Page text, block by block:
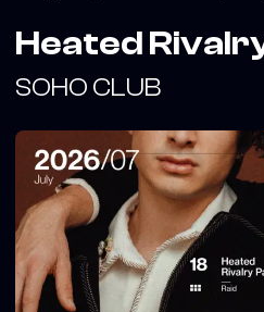
Heated
SOHO CLUB